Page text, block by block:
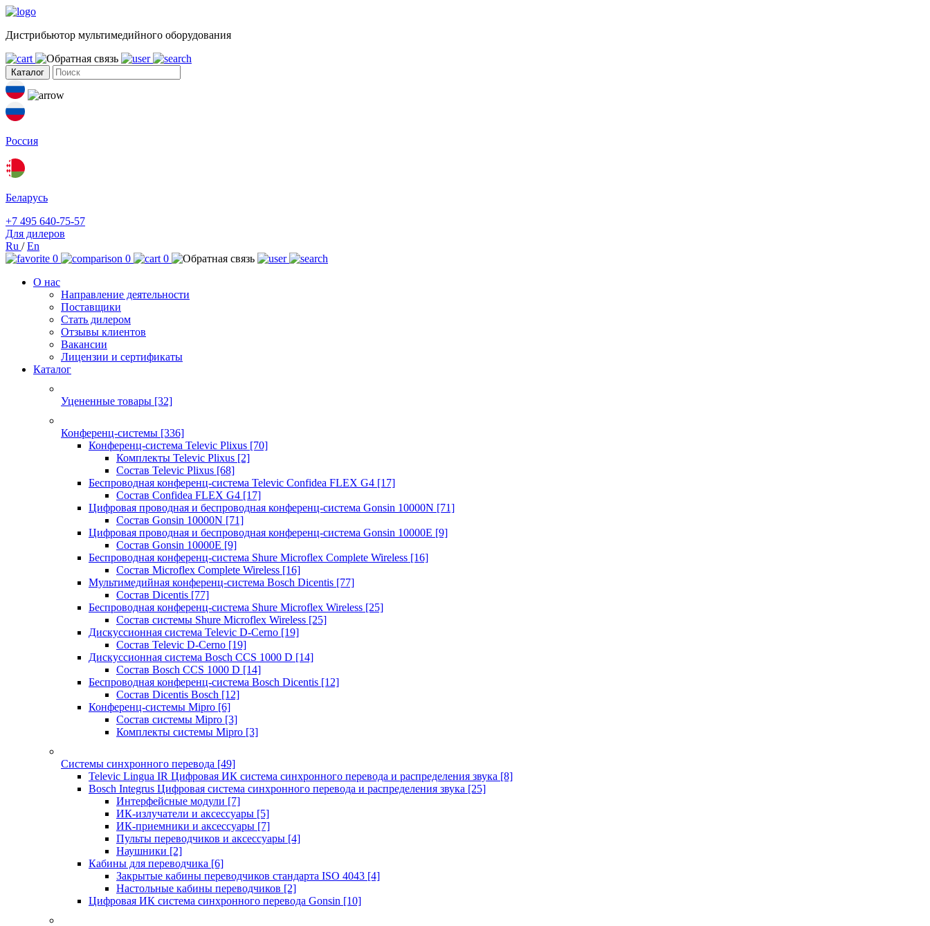
Дистрибьютор мультимедийного оборудования
Каталог
Россия
Беларусь
+7 495 640-75-57
Для дилеров
Ru /En
0
0
0
О нас
Направление деятельности
Поставщики
Стать дилером
Отзывы клиентов
Вакансии
Лицензии и сертификаты
Каталог
Уцененные товары [32]
Конференц-системы [336]
Конференц-система Televic Plixus [70]
Комплекты Televic Plixus [2]
Состав Televic Plixus [68]
Беспроводная конференц-система Televic Confidea FLEX G4 [17]
Состав Confidea FLEX G4 [17]
Цифровая проводная и беспроводная конференц-система Gonsin 10000N [71]
Состав Gonsin 10000N [71]
Цифровая проводная и беспроводная конференц-система Gonsin 10000E [9]
Состав Gonsin 10000E [9]
Беспроводная конференц-система Shure Microflex Complete Wireless [16]
Состав Microflex Complete Wireless [16]
Мультимедийная конференц-система Bosch Dicentis [77]
Состав Dicentis [77]
Беспроводная конференц-система Shure Microflex Wireless [25]
Состав системы Shure Microflex Wireless [25]
Дискуссионная система Televic D-Cerno [19]
Состав Televic D-Cerno [19]
Дискуссионная система Bosch CCS 1000 D [14]
Состав Bosch CCS 1000 D [14]
Беспроводная конференц-система Bosch Dicentis [12]
Состав Dicentis Bosch [12]
Конференц-системы Mipro [6]
Состав системы Mipro [3]
Комплекты системы Mipro [3]
Системы синхронного перевода [49]
Televic Lingua IR Цифровая ИК система синхронного перевода и распределения звука [8]
Bosch Integrus Цифровая система синхронного перевода и распределения звука [25]
Интерфейсные модули [7]
ИК-излучатели и аксессуары [5]
ИК-приемники и аксессуары [7]
Пульты переводчиков и аксессуары [4]
Наушники [2]
Кабины для переводчика [6]
Закрытые кабины переводчиков стандарта ISO 4043 [4]
Настольные кабины переводчиков [2]
Цифровая ИК система синхронного перевода Gonsin [10]